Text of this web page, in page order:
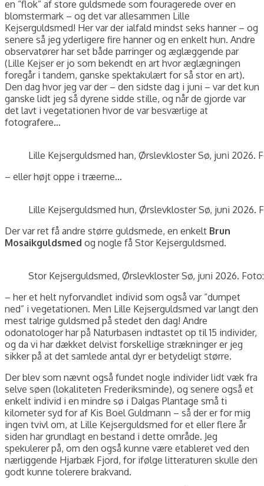
en “flok” af store guldsmede som fouragerede over en
blomstermark – og det var allesammen Lille
Kejserguldsmed! Her var der ialfald mindst seks hanner – og
senere så jeg yderligere fire hanner og en enkelt hun. Andre
observatører har set både parringer og æglæggende par
(Lille Kejser er jo som bekendt en art hvor æglægningen
foregår i tandem, ganske spektakulært for så stor en art).
Den dag hvor jeg var der – den sidste dag i juni – var det kun
ganske lidt jeg så dyrene sidde stille, og når de gjorde var
det lavt i vegetationen hvor de var besværlige at
fotografere…
Lille Kejserguldsmed han, Ørslevkloster Sø, juni 2026.
– eller højt oppe i træerne…
Lille Kejserguldsmed hun, Ørslevkloster Sø, juni 2026.
Der var ret få andre større guldsmede, en enkelt Brun
Mosaikguldsmed og nogle få Stor Kejserguldsmed.
Stor Kejserguldsmed, Ørslevkloster Sø, juni 2026.
– her et helt nyforvandlet individ som også var “dumpet
ned” i vegetationen. Men Lille Kejserguldsmed var langt den
mest talrige guldsmed på stedet den dag! Andre
odonatologer har på Naturbasen indtastet op til 15 individer,
og da vi har dækket delvist forskellige strækninger er jeg
sikker på at det samlede antal dyr er betydeligt større.
Der blev som nævnt også fundet nogle individer lidt væk fra
selve søen (lokaliteten Frederiksminde), og senere også et
enkelt individ i en mindre sø i Dalgas Plantage små ti
kilometer syd for af Kis Boel Guldmann – så der er for mig
ingen tvivl om, at Lille Kejserguldsmed for et eller flere år
siden har grundlagt en bestand i dette område. Jeg
spekulerer på, om den også kunne være etableret ved den
nærliggende Hjarbæk Fjord, for ifølge litteraturen skulle den
godt kunne tolerere brakvand.